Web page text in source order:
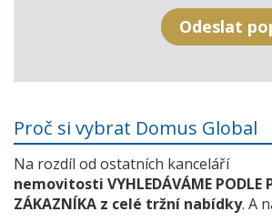
Proč si vybrat Domus Global
Na rozdíl od ostatních kanceláří
nemovitosti VYHLEDÁVÁME PODLE
ZÁKAZNÍKA z celé tržní nabídky. A